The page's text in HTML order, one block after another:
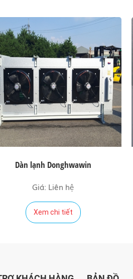
Dàn lạnh Donghwawin
Giá: Liên hệ
Xem chi tiết